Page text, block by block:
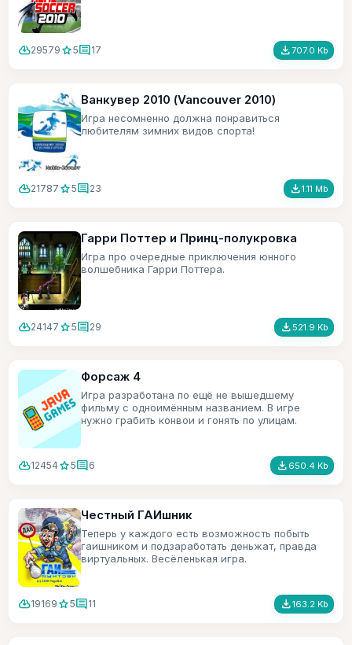
cloud_download29579 star5comment17 file_download707.0 Kb
Ванкувер 2010 (Vancouver 2010)
Игра несомненно должна понравиться
любителям зимних видов спорта!
cloud_download21787 star5comment23 file_download1.11 Mb
Гарри Поттер и Принц-полукровка
Игра про очередные приключения юнного
волшебника Гарри Поттера.
cloud_download24147 star5comment29 file_download 521.9 Kb
Форсаж 4
Игра разработана по ещё не вышедшему
фильму с одноимённым названием. В игре
нужно грабить конвои и гонять по улицам.
cloud_download12454 star5comment6 file_download 650.4 Kb
Честный ГАИшник
Теперь у каждого есть возможность побыть
гаишником и подзаработать деньжат, правда
виртуальных. Весёленькая игра.
cloud_download19169 star5comment11 file_download163.2 Kb